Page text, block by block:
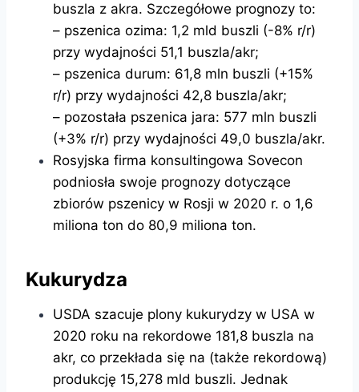
buszla z akra. Szczegółowe prognozy to:
– pszenica ozima: 1,2 mld buszli (-8% r/r)
przy wydajności 51,1 buszla/akr;
– pszenica durum: 61,8 mln buszli (+15%
r/r) przy wydajności 42,8 buszla/akr;
– pozostała pszenica jara: 577 mln buszli
(+3% r/r) przy wydajności 49,0 buszla/akr.
Rosyjska firma konsultingowa Sovecon
podniosła swoje prognozy dotyczące
zbiorów pszenicy w Rosji w 2020 r. o 1,6
miliona ton do 80,9 miliona ton.
Kukurydza
USDA szacuje plony kukurydzy w USA w
2020 roku na rekordowe 181,8 buszla na
akr, co przekłada się na (także rekordową)
produkcję 15,278 mld buszli. Jednak